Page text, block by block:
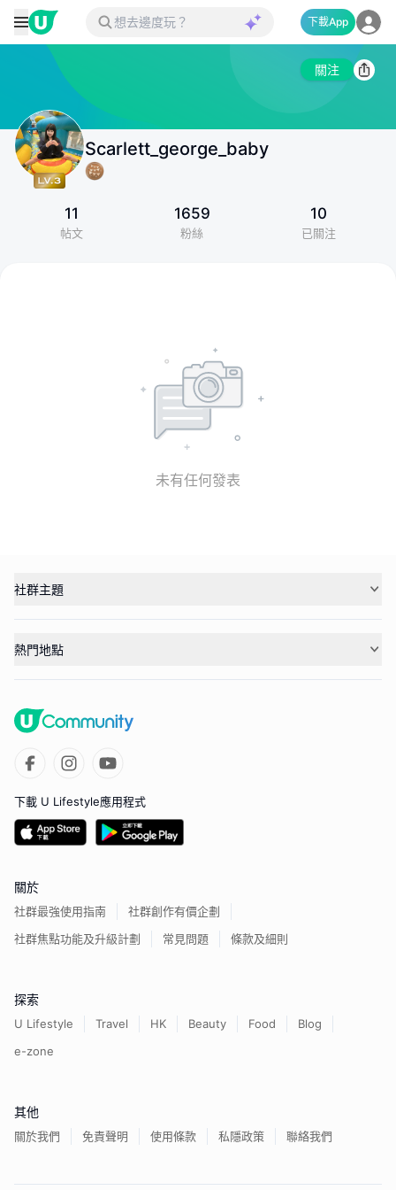
下載App
關注
Scarlett_george_baby
11
帖文
1659
粉絲
10
已關注
未有任何發表
社群主題
熱門地點
下載 U Lifestyle應用程式
關於
社群最強使用指南
社群創作有價企劃
社群焦點功能及升級計劃
常見問題 條款及細則
探索
U Lifestyle Travel HK Beauty Food
Blog
e-zone
其他
關於我們 免責聲明 使用條款 私隱政策 聯絡我們